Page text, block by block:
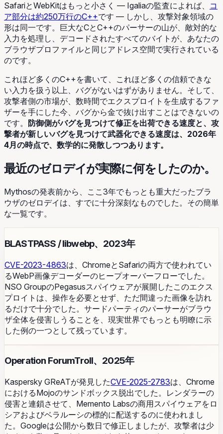
SafariとWebKitはもっと小さく ― Igaliaの監査によれば、 コ
ア部分は約250万行のC++です ― しかし、攻撃対象領域の
形は同一です。巨大なCとC++のパーサーの山が、敵対的な
入力を処理し、デコードされたすべてのバイトが、あなたの
ブラウザプロファイルと同じアドレス空間で実行されている
のです。
これほど多くのC++を書いて、これほど多くの信頼できな
い入力を扱う以上、バグがないはずがありません。そして、
攻撃者側の市場が、数時間でエクスプロイトを生成するファ
ザーを手にした今、バグから金で抜け出すことはできないの
です。 防御側がバグを見つけて修正を出荷できる速度と、攻
撃者が新しいバグを見つけて武器化できる速度は、2026年
4月の時点で、数学的に発散しつつあります。
最近のゼロデイが実際に何をしたのか。
Mythosの発表前から、ここ3年でもっとも重大だったブラ
ウザのゼロデイは、すでに十分深刻なものでした。その簡単
な一覧です。
BLASTPASS / libwebp、2023年
CVE-2023-4863は、ChromeとSafariの両方で使われてい
るWebP画像デコーダーのヒープオーバーフローでした。
NSO GroupのPegasusスパイウェアが展開したこのエクス
プロイトは、操作を必要とせず、ただ間違った画像を訪れ
るだけで十分でした。サードパーティのパーサーがブラウ
ザ全体を侵害しうることを、現実世界でもっとも明瞭に示
した例の一つとして残っています。
Operation ForumTroll、2025年
Kaspersky GReATが発見したCVE-2025-2783は、Chrome
におけるMojoのサンドボックス脱出でした。レンダラーの
侵害と連鎖させて、Memento Labsの商用スパイウェアをロ
シアおよびベラルーシの標的に配送するのに使われまし
た。Googleは公開から数日で修正しましたが、攻撃者は少